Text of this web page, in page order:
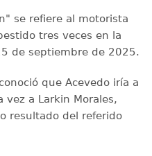
se refiere al motorista
tres veces en la
de septiembre de 2025.
que Acevedo iría a
vez a Larkin Morales,
resultado del referido